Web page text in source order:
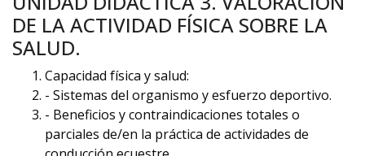
DE LA ACTIVIDAD FÍSICA SOBRE LA
SALUD.
Capacidad física y salud:
- Sistemas del organismo y esfuerzo deportivo.
- Beneficios y contraindicaciones totales o
parciales de/en la práctica de actividades de